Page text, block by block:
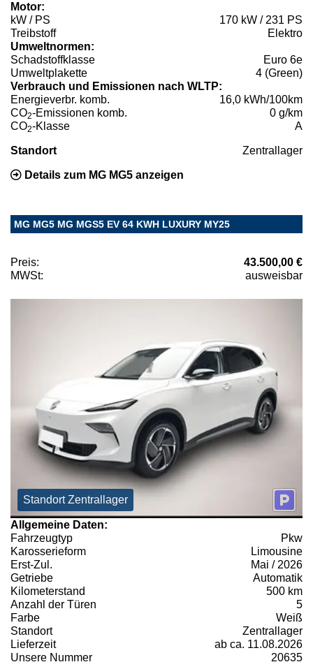
Motor:
kW / PS
170 kW / 231 PS
Treibstoff
Elektro
Umweltnormen:
Schadstoffklasse
Euro 6e
Umweltplakette
4 (Green)
Verbrauch und Emissionen nach WLTP:
Energieverbr. komb.
16,0 kWh/100km
CO2-Emissionen komb.
0 g/km
CO2-Klasse A
Standort Zentrallager
Details zum MG MG5 anzeigen
MG MG5 MG MGS5 EV 64 KWH LUXURY MY25
Preis:
43.500,00 €
MWSt:
ausweisbar
Standort Zentrallager
Allgemeine Daten:
Fahrzeugtyp
Pkw
Karosserieform
Limousine
Erst-Zul.
Mai / 2026
Getriebe
Automatik
Kilometerstand
500 km
Anzahl der Türen
5
Farbe
Weiß
Standort
Zentrallager
Lieferzeit
ab ca. 11.08.2026
Unsere Nummer
20635